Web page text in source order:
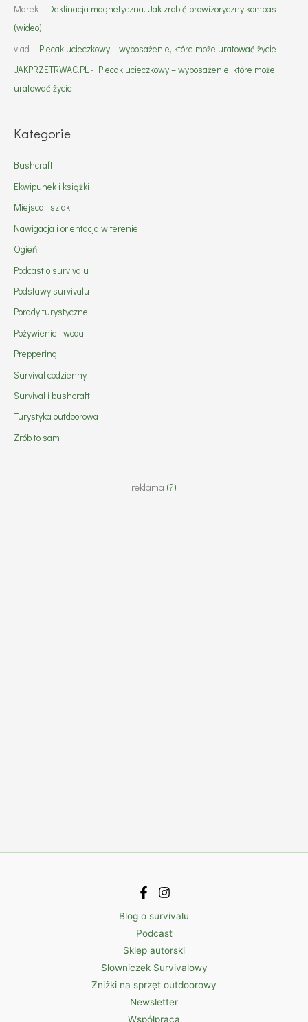
Marek - Deklinacja magnetyczna. Jak zrobić prowizoryczny kompas
(wideo)
vlad - Plecak ucieczkowy – wyposażenie, które może uratować życie
JAKPRZETRWAC.PL- Plecak ucieczkowy – wyposażenie, które może
uratować życie
Kategorie
Bushcraft
Ekwipunek i książki
Miejsca i szlaki
Nawigacja i orientacja w terenie
Ogień
Podcast o survivalu
Podstawy survivalu
Porady turystyczne
Pożywienie i woda
Preppering
Survival codzienny
Survival i bushcraft
Turystyka outdoorowa
Zrób to sam
reklama (?)
Blog o survivalu
Podcast
Sklep autorski
Słowniczek Survivalowy
Zniżki na sprzęt outdoorowy
Newsletter
Współpraca